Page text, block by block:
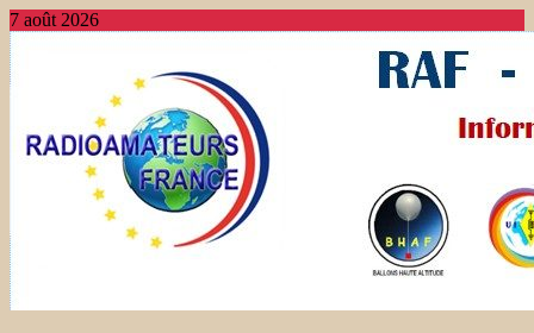
7 août 2026